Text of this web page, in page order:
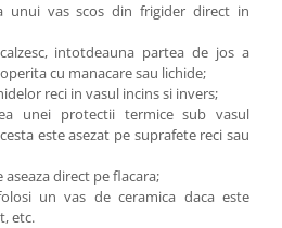
unui vas scos din frigider direct in
intotdeauna partea de jos a
cu manacare sau lichide;
reci in vasul incins si invers;
unei protectii termice sub vasul
este asezat pe suprafete reci sau
aseaza direct pe flacara;
un vas de ceramica daca este
etc.